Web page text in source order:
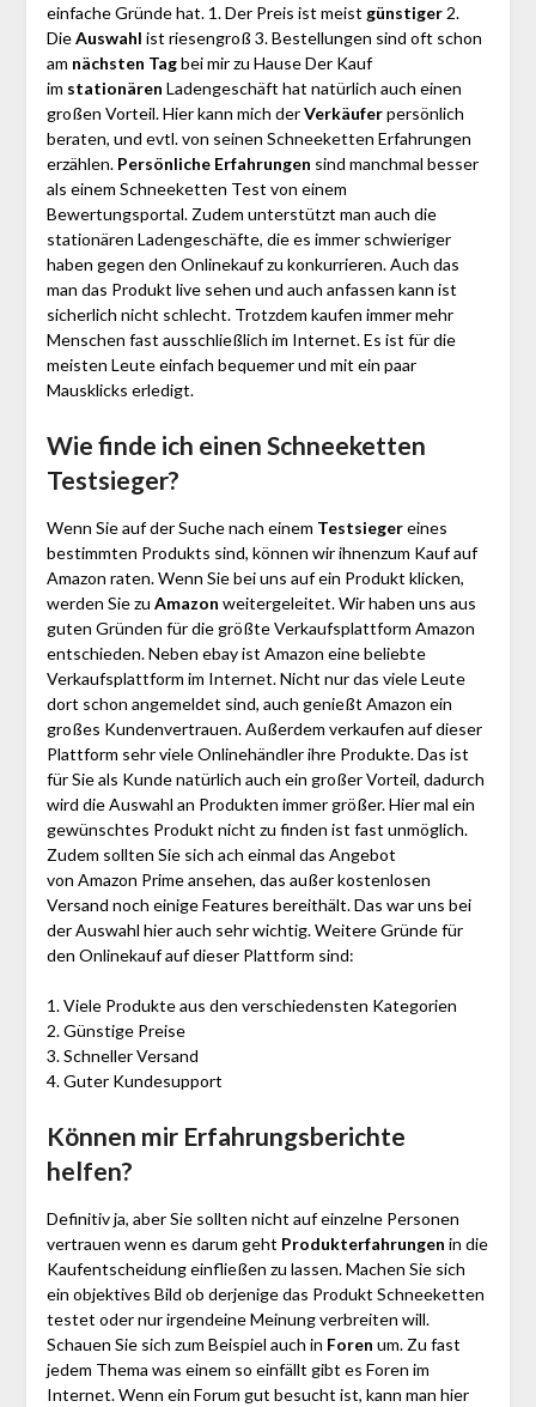
einfache Gründe hat. 1. Der Preis ist meist günstiger2.
DieAuswahl ist riesengroß 3. Bestellungen sind oft schon
am nächsten Tagbei mir zu Hause Der Kauf
im stationären Ladengeschäft hat natürlich auch einen
großen Vorteil. Hier kann mich derVerkäuferpersönlich
beraten, und evtl. von seinen Schnee­ketten Erfahrungen
erzählen. Persönliche Erfahrungen sind manchmal besser
als einem Schnee­ketten Test von einem
Bewertungsportal. Zudem unterstützt man auch die
stationären Ladengeschäfte, die es immer schwieriger
haben gegen den Onlinekauf zu konkurrieren. Auch das
man das Produkt live sehen und auch anfassen kann ist
sicherlich nicht schlecht. Trotzdem kaufen immer mehr
Menschen fast ausschließlich im Internet. Es ist für die
meisten Leute einfach bequemer und mit ein paar
Mausklicks erledigt.
Wie finde ich einen Schnee­ketten
Testsieger?
Wenn Sie auf der Suche nach einem Testsiegereines
bestimmten Produkts sind, können wir ihnenzum Kauf auf
Amazon raten. Wenn Sie bei uns auf ein Produkt klicken,
werden Sie zu Amazon weitergeleitet. Wir haben uns aus
guten Gründen für die größte Verkaufsplattform Amazon
entschieden. Neben ebay ist Amazon eine beliebte
Verkaufsplattform im Internet. Nicht nur das viele Leute
dort schon angemeldet sind, auch genießt Amazon ein
großes Kundenvertrauen. Außerdem verkaufen auf dieser
Plattform sehr viele Onlinehändler ihre Produkte. Das ist
für Sie als Kunde natürlich auch ein großer Vorteil, dadurch
wird die Auswahl an Produkten immer größer. Hier mal ein
gewünschtes Produkt nicht zu finden ist fast unmöglich.
Zudem sollten Sie sich ach einmal das Angebot
von Amazon Prime ansehen, das außer kostenlosen
Versand noch einige Features bereithält. Das war uns bei
der Auswahl hier auch sehr wichtig. Weitere Gründe für
den Onlinekauf auf dieser Plattform sind:
1. Viele Produkte aus den verschiedensten Kategorien
2. Günstige Preise
3. Schneller Versand
4. Guter Kundesupport
Können mir Erfahrungsberichte
helfen?
Definitiv ja, aber Sie sollten nicht auf einzelne Personen
vertrauen wenn es darum geht Produkterfahrungen in die
Kaufentscheidung einfließen zu lassen. Machen Sie sich
ein objektives Bild ob derjenige das Produkt Schnee­ketten
testet oder nur irgendeine Meinung verbreiten will.
Schauen Sie sich zum Beispiel auch in Foren um. Zu fast
jedem Thema was einem so einfällt gibt es Foren im
Internet. Wenn ein Forum gut besucht ist, kann man hier